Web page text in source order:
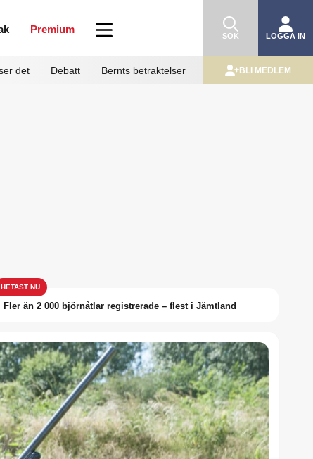
det Debatt Bernts betraktelser
Premium
SÖK LOGGA IN
BLI MEDLEM
Fler än 2 000 björnåtlar registrerade – flest i Jämtland